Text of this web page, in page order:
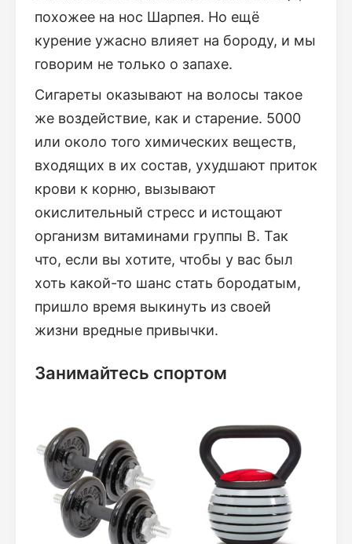
похожее на нос Шарпея. Но ещё
курение ужасно влияет на бороду, и мы
говорим не только о запахе.
Сигареты оказывают на волосы такое
же воздействие, как и старение. 5000
или около того химических веществ,
входящих в их состав, ухудшают приток
крови к корню, вызывают
окислительный стресс и истощают
организм витаминами группы В. Так
что, если вы хотите, чтобы у вас был
хоть какой-то шанс стать бородатым,
пришло время выкинуть из своей
жизни вредные привычки.
Занимайтесь спортом